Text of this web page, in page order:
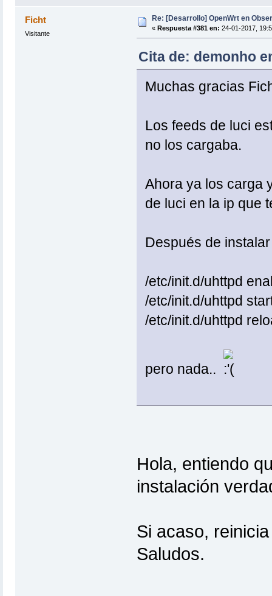
Ficht
Visitante
Re: [Desarrollo] OpenWrt en
« Respuesta #381 en: 24-01-2017,
Cita de: demonho
Muchas gracias
Los feeds de luci
no los cargaba.
Ahora ya los carga
de luci en la ip que
Después de
/etc/init.d/uhttpd
/etc/init.d/uhttpd
/etc/init.d/uhttpd
pero nada..
Hola, entiendo
instalación
Si acaso,
Saludos.